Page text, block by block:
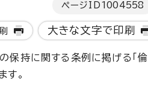
ページID 1004558
大きな文字で印刷
保持に関する条例に掲げる「倫
す。